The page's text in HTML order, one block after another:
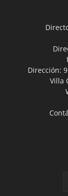
Dirección:
Villa